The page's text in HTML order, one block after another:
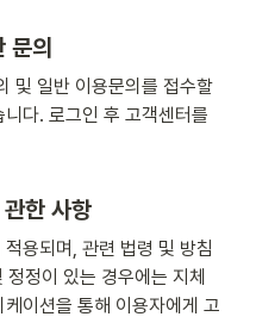
문의
및 일반 이용문의를 접수할
다. 로그인 후 고객센터를
한 사항
용되며, 관련 법령 및 방침
정이 있는 경우에는 지체
이션을 통해 이용자에게 고